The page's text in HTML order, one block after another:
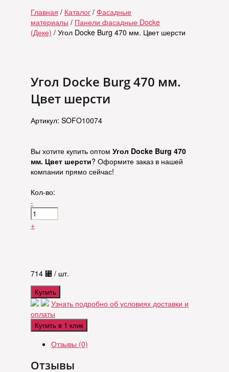
Главная / Каталог / Фасадные
материалы / Панели фасадные Docke
(Деке) / Угол Docke Burg 470 мм. Цвет шерсти
Угол Docke Burg 470 мм.
Цвет шерсти
Артикул: SOFO10074
Вы хотите купить оптом Угол Docke Burg 470
мм. Цвет шерсти? Оформите заказ в нашей
компании прямо сейчас!
Кол-во:
-
+
714 ⃄ / шт.
Купить
Узнать подробно об условиях доставки и
оплаты
Купить в 1 клик
Отзывы (0)
Отзывы